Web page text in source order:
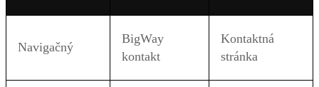
Navigačný
BigWay
kontakt
Kontaktná
stránka